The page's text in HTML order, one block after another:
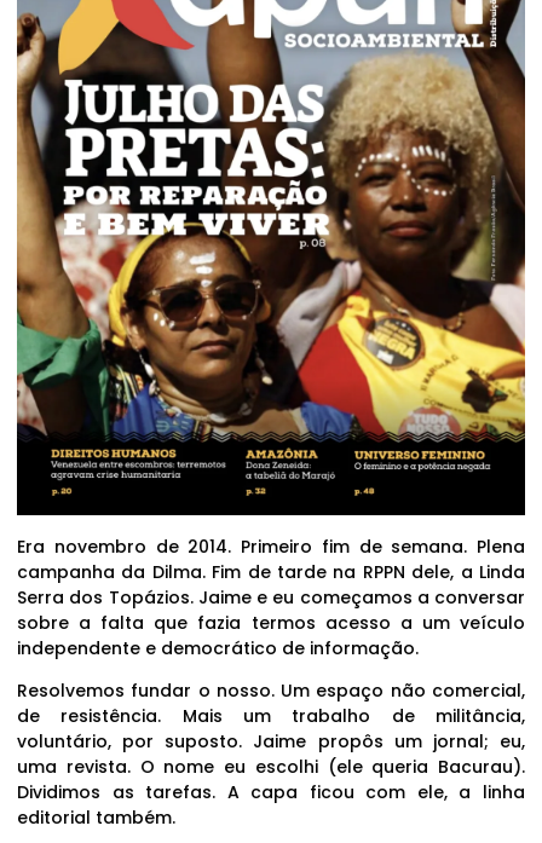
Era novembro de 2014. Primeiro fim de semana. Plena
campanha da Dilma. Fim de tarde na RPPN dele, a Linda
Serra dos Topázios. Jaime e eu começamos a conversar
sobre a falta que fazia termos acesso a um veículo
independente e democrático de informação.
Resolvemos fundar o nosso. Um espaço não comercial,
de resistência. Mais um trabalho de militância,
voluntário, por suposto. Jaime propôs um jornal; eu,
uma revista. O nome eu escolhi (ele queria Bacurau).
Dividimos as tarefas. A capa ficou com ele, a linha
editorial também.